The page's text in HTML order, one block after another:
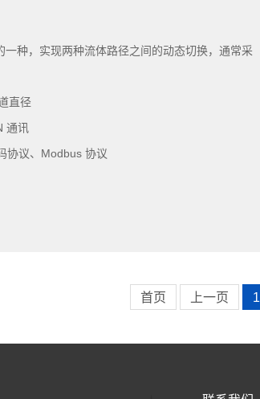
种，实现两种流体路径之间的动态切换，通常采
直径
通讯
协议、Modbus 协议
首页 上一页 1